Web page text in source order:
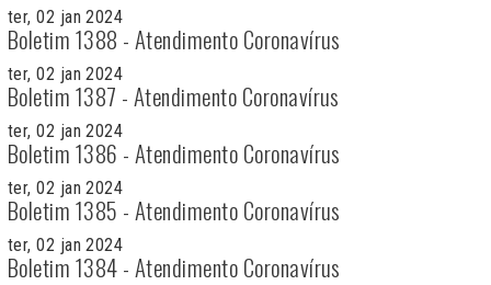
ter, 02 jan 2024
Boletim 1388 - Atendimento Coronavírus
ter, 02 jan 2024
Boletim 1387 - Atendimento Coronavírus
ter, 02 jan 2024
Boletim 1386 - Atendimento Coronavírus
ter, 02 jan 2024
Boletim 1385 - Atendimento Coronavírus
ter, 02 jan 2024
Boletim 1384 - Atendimento Coronavírus